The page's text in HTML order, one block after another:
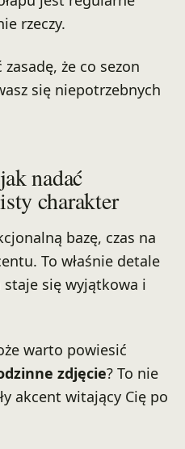
rzeczy.
że co sezon
się niepotrzebnych
nadać
charakter
bazę, czas na
To właśnie detale
staje się wyjątkowa i
warto powiesić
zdjęcie? To nie
akcent witający Cię po